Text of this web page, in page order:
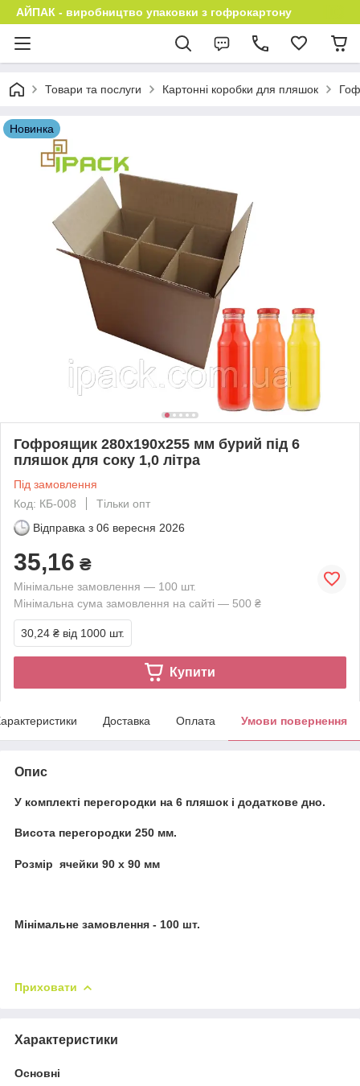
АЙПАК - виробництво упаковки з гофрокартону
Товари та послуги Картонні коробки для пляшок
Новинка
Гофроящик 280х190х255 мм бурий під 6
пляшок для соку 1,0 літра
Під замовлення
Код: КБ-008
Тільки опт
Відправка з 06 вересня 2026
35,16 ₴
Мінімальне замовлення — 100 шт.
Мінімальна сума замовлення на сайті — 500 ₴
30,24 ₴ від 1000 шт.
Купити
Доставка Оплата Умови повернення
Опис
У комплекті перегородки на 6 пляшок і додаткове дно.
Висота перегородки 250 мм.
Розмір ячейки 90 х 90 мм
Мінімальне замовлення - 100 шт.
Приховати
Характеристики
Основні